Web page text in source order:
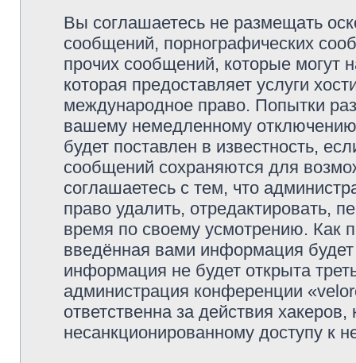
Вы соглашаетесь не размещать
сообщений, порнографических
прочих сообщений, которые могут
которая предоставляет услуги
международное право. Попытки
вашему немедленному
будет поставлен в известность,
сообщений сохраняются для
соглашаетесь с тем, что
право удалить, отредактировать,
время по своему усмотрению. Как
введённая вами информация
информация не будет открыта
администрация конференции
ответственна за действия
несанкционированному доступу к